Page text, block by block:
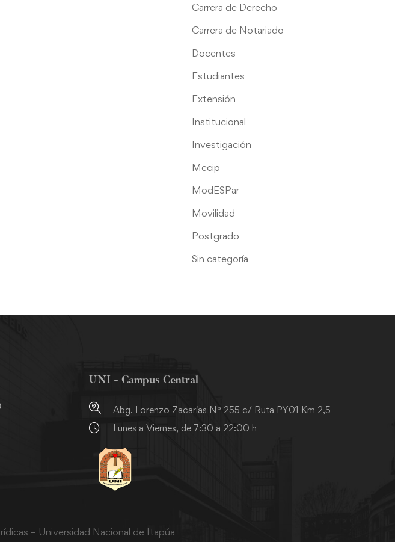
Carrera de Derecho
Carrera de Notariado
Docentes
Estudiantes
Extensión
Institucional
Investigación
Mecip
ModESPar
Movilidad
Postgrado
Sin categoría
UNI - Campus Central
Abg. Lorenzo Zacarías Nº 255 c/ Ruta PY01 Km 2,5
Lunes a Viernes, de 7:30 a 22:00 h
– Universidad Nacional de Itapúa